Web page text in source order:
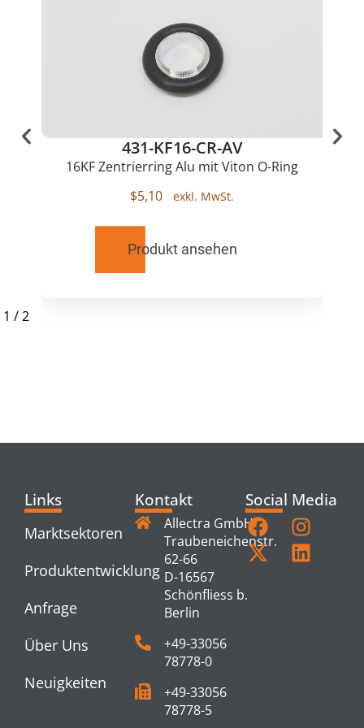
431-KF16-CR-AV
16KF Zentrierring Alu mit Viton O-Ring
$5,10
Produkt ansehen
1 /2
Links
Marktsektoren
Produktentwicklung
Anfrage
Über Uns
Neuigkeiten
Kontakt
Allectra GmbH
Traubeneichenstr.
62-66
D-16567
Schönfliess b.
Berlin
+49-33056
78778-0
+49-33056
78778-5
Social Media